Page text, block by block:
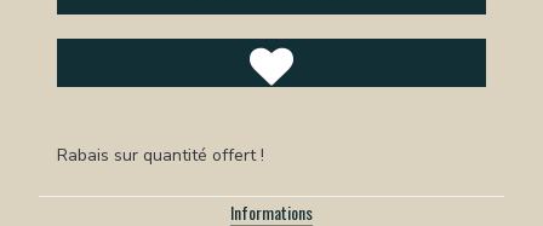
Rabais sur quantité offert !
Informations